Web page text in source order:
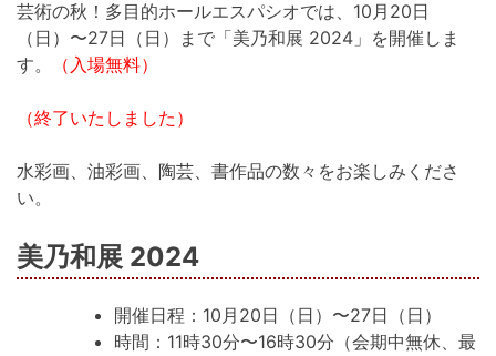
芸術の秋！多目的ホールエスパシオでは、10月20日
（日）〜27日（日）まで「美乃和展 2024」を開催しま
す。
（入場無料）
（終了いたしました）
水彩画、油彩画、陶芸、書作品の数々をお楽しみくださ
い。
美乃和展 2024
開催日程：10月20日（日）〜27日（日）
時間：11時30分〜16時30分（会期中無休、最